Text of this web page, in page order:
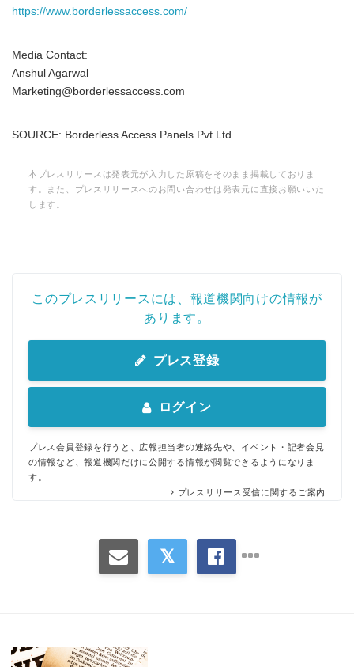
https://www.borderlessaccess.com/
Media Contact:
Anshul Agarwal
Marketing@borderlessaccess.com
SOURCE: Borderless Access Panels Pvt Ltd.
本プレスリリースは発表元が入力した原稿をそのまま掲載しておりま
す。また、プレスリリースへのお問い合わせは発表元に直接お願いいた
します。
このプレスリリースには、報道機関向けの情報が
あります。
プレス登録
ログイン
プレス会員登録を行うと、広報担当者の連絡先や、イベント・記者会見
の情報など、報道機関だけに公開する情報が閲覧できるようになりま
す。
プレスリリース受信に関するご案内
Japanese
English